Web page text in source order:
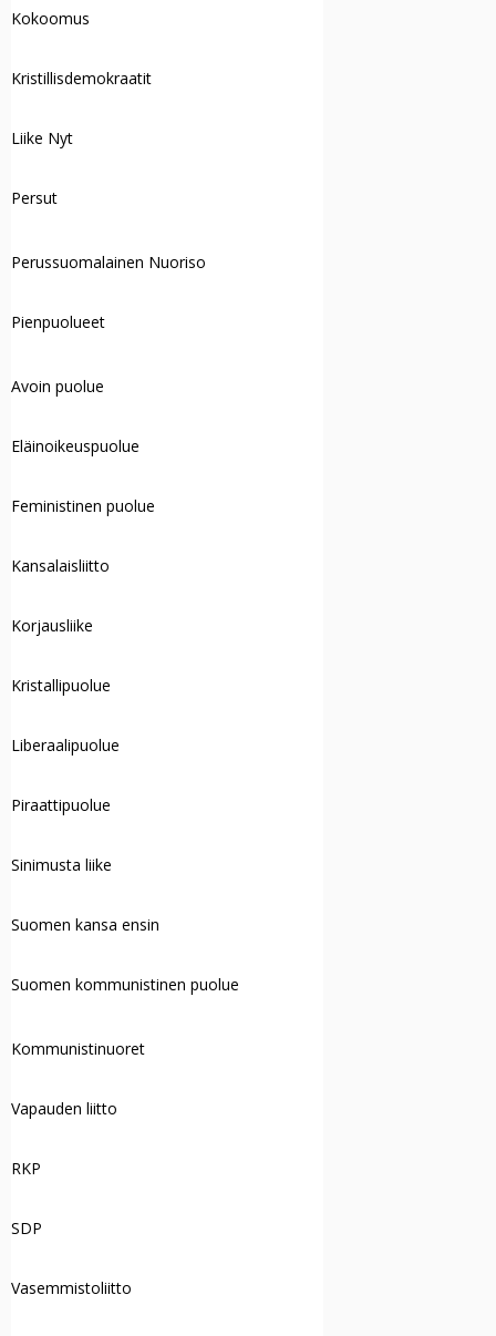
Kokoomus
Kristillisdemokraatit
Liike Nyt
Persut
Perussuomalainen Nuoriso
Pienpuolueet
Avoin puolue
Eläinoikeuspuolue
Feministinen puolue
Kansalaisliitto
Korjausliike
Kristallipuolue
Liberaalipuolue
Piraattipuolue
Sinimusta liike
Suomen kansa ensin
Suomen kommunistinen puolue
Kommunistinuoret
Vapauden liitto
RKP
SDP
Vasemmistoliitto